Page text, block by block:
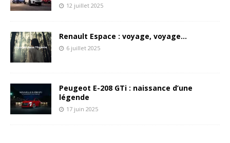
12 juillet 2025
Renault Espace : voyage, voyage…
6 juillet 2025
Peugeot E-208 GTi : naissance d’une
légende
17 juin 2025